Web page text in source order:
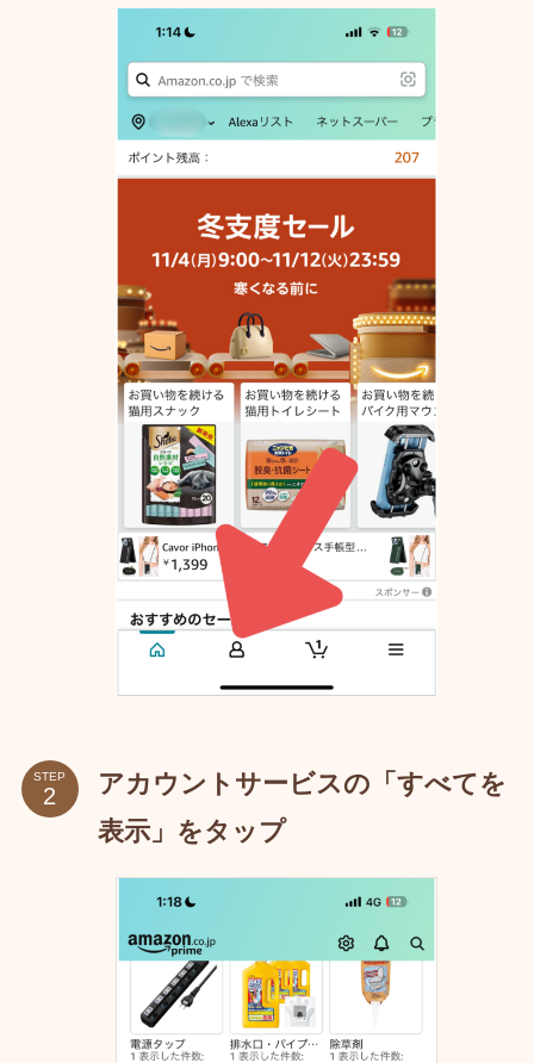
STEP
アカウントサービスの「すべてを
表示」をタップ